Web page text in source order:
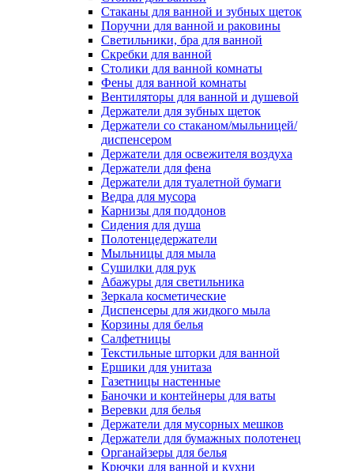
Стаканы для ванной и зубных щеток
Поручни для ванной и раковины
Светильники, бра для ванной
Скребки для ванной
Столики для ванной комнаты
Фены для ванной комнаты
Вентиляторы для ванной и душевой
Держатели для зубных щеток
Держатели со стаканом/мыльницей/
диспенсером
Держатели для освежителя воздуха
Держатели для фена
Держатели для туалетной бумаги
Ведра для мусора
Карнизы для поддонов
Сидения для душа
Полотенцедержатели
Мыльницы для мыла
Сушилки для рук
Абажуры для светильника
Зеркала косметические
Диспенсеры для жидкого мыла
Корзины для белья
Салфетницы
Текстильные шторки для ванной
Ершики для унитаза
Газетницы настенные
Баночки и контейнеры для ваты
Веревки для белья
Держатели для мусорных мешков
Держатели для бумажных полотенец
Органайзеры для белья
Крючки для ванной и кухни